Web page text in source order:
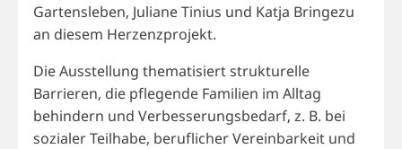
Gartensleben, Juliane Tinius und Katja Bringezu
an diesem Herzenzprojekt.
Die Ausstellung thematisiert strukturelle
Barrieren, die pflegende Familien im Alltag
behindern und Verbesserungsbedarf, z. B. bei
sozialer Teilhabe, beruflicher Vereinbarkeit und